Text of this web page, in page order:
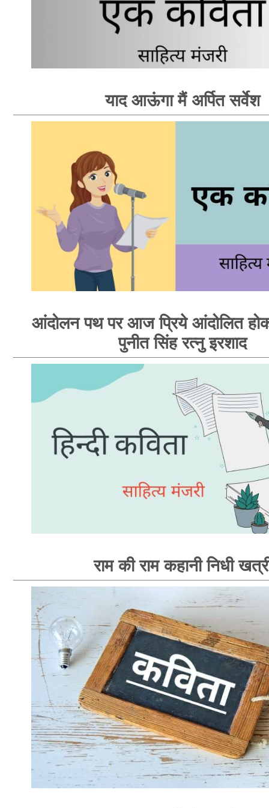
याद आऊंगा मैं अर्पित सर्वेश
आंदोलन पथ पर आज प्रिये आंदोलित
पुनीत सिंह रत्नु इरशाद
राम की राम कहानी निधी